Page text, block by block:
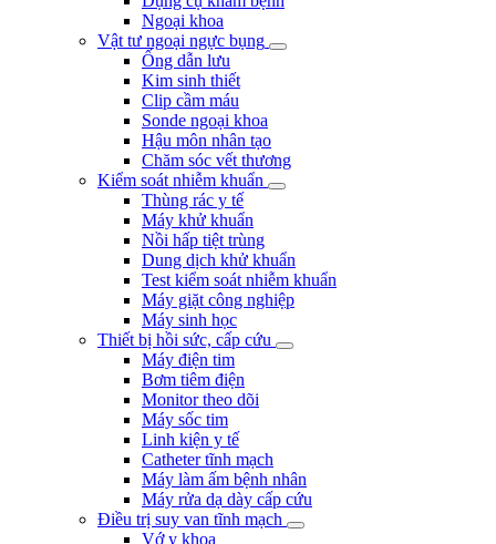
Ngoại khoa
Vật tư ngoại ngực bụng
Ống dẫn lưu
Kim sinh thiết
Clip cầm máu
Sonde ngoại khoa
Hậu môn nhân tạo
Chăm sóc vết thương
Kiểm soát nhiễm khuẩn
Thùng rác y tế
Máy khử khuẩn
Nồi hấp tiệt trùng
Dung dịch khử khuẩn
Test kiểm soát nhiễm khuẩn
Máy giặt công nghiệp
Máy sinh học
Thiết bị hồi sức, cấp cứu
Máy điện tim
Bơm tiêm điện
Monitor theo dõi
Máy sốc tim
Linh kiện y tế
Catheter tĩnh mạch
Máy làm ấm bệnh nhân
Máy rửa dạ dày cấp cứu
Điều trị suy van tĩnh mạch
Vớ y khoa